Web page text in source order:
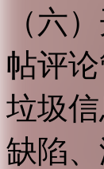
（六
帖评
垃圾
缺陷